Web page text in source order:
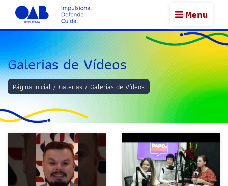
Menu
Galerias de Vídeos
Página Inicial / Galerias / Galerias de Vídeos